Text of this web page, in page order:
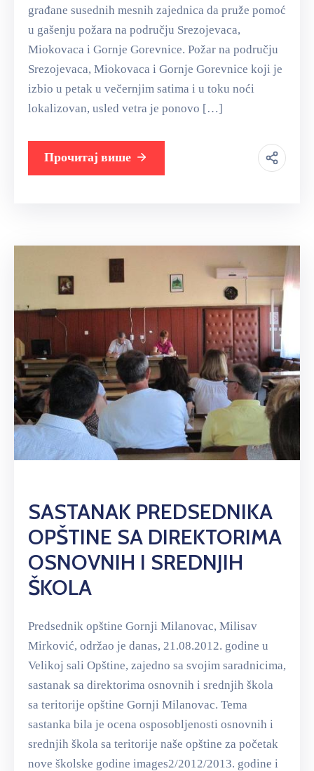
građane susednih mesnih zajednica da pruže pomoć
u gašenju požara na području Srezojevaca,
Miokovaca i Gornje Gorevnice. Požar na području
Srezojevaca, Miokovaca i Gornje Gorevnice koji je
izbio u petak u večernjim satima i u toku noći
lokalizovan, usled vetra je ponovo […]
Прочитај више
SASTANAK PREDSEDNIKA
OPŠTINE SA DIREKTORIMA
OSNOVNIH I SREDNJIH
ŠKOLA
Predsednik opštine Gornji Milanovac, Milisav
Mirković, održao je danas, 21.08.2012. godine u
Velikoj sali Opštine, zajedno sa svojim saradnicima,
sastanak sa direktorima osnovnih i srednjih škola
sa teritorije opštine Gornji Milanovac. Tema
sastanka bila je ocena osposobljenosti osnovnih i
srednjih škola sa teritorije naše opštine za početak
nove školske godine images2/2012/2013. godine i